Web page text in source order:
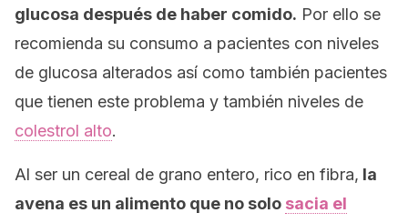
glucosa después de haber comido. Por ello se
recomienda su consumo a pacientes con niveles
de glucosa alterados así como también pacientes
que tienen este problema y también niveles de
colestrol alto.
Al ser un cereal de grano entero, rico en fibra, la
avena es un alimento que no solo sacia el